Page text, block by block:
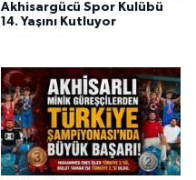
Akhisargücü Spor Kulübü
14. Yaşını Kutluyor